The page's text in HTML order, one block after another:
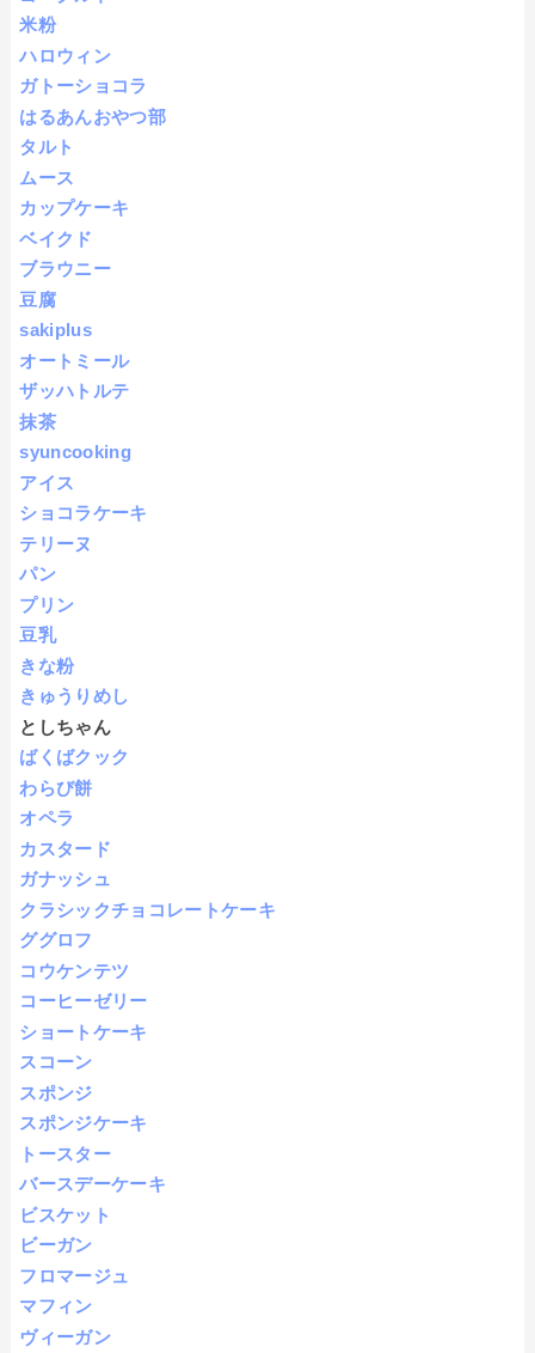
米粉
ハロウィン
ガトーショコラ
はるあんおやつ部
タルト
ムース
カップケーキ
ベイクド
ブラウニー
豆腐
sakiplus
オートミール
ザッハトルテ
抹茶
syuncooking
アイス
ショコラケーキ
テリーヌ
パン
プリン
豆乳
きな粉
きゅうりめし
としちゃん
ばくばクック
わらび餅
オペラ
カスタード
ガナッシュ
クラシックチョコレートケーキ
ググロフ
コウケンテツ
コーヒーゼリー
ショートケーキ
スコーン
スポンジ
スポンジケーキ
トースター
バースデーケーキ
ビスケット
ビーガン
フロマージュ
マフィン
ヴィーガン